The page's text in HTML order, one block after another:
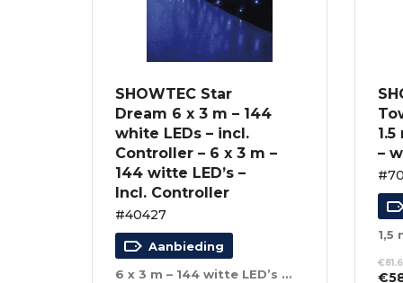
SHOWTEC Star
Dream 6 x 3 m – 144
white LEDs – incl.
Controller – 6 x 3 m –
144 witte LED’s –
Incl. Controller
#40427
Aanbieding
6 x 3 m – 144 witte LED’s – Incl. Controller
–
1,5
€
€